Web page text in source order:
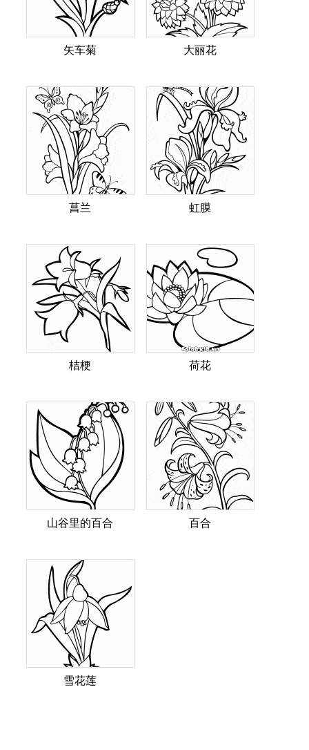
矢车菊 大丽花
菖兰 虹膜
桔梗 荷花
山谷里的百合 百合
雪花莲